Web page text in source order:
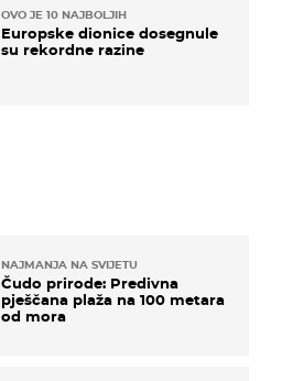
NAJMANJA NA SVIJETU
Čudo prirode: Predivna
pješčana plaža na 100 metara
od mora
OVO JE 10 NAJBOLJIH
Europske dionice dosegnule
su rekordne razine